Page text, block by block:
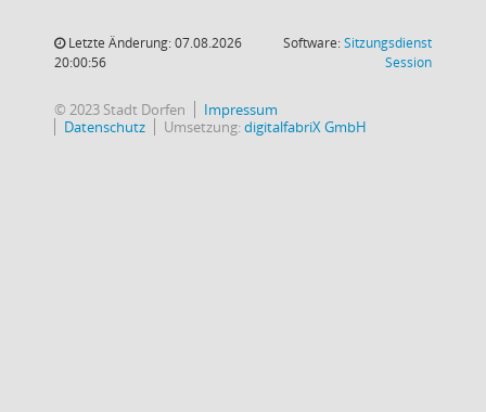
Letzte Änderung: 07.08.2026
20:00:56
Software:Sitzungsdienst
Session(Wird in
© 2023 Stadt Dorfen
Impressum
Datenschutz
Umsetzung:digitalfabriX GmbH